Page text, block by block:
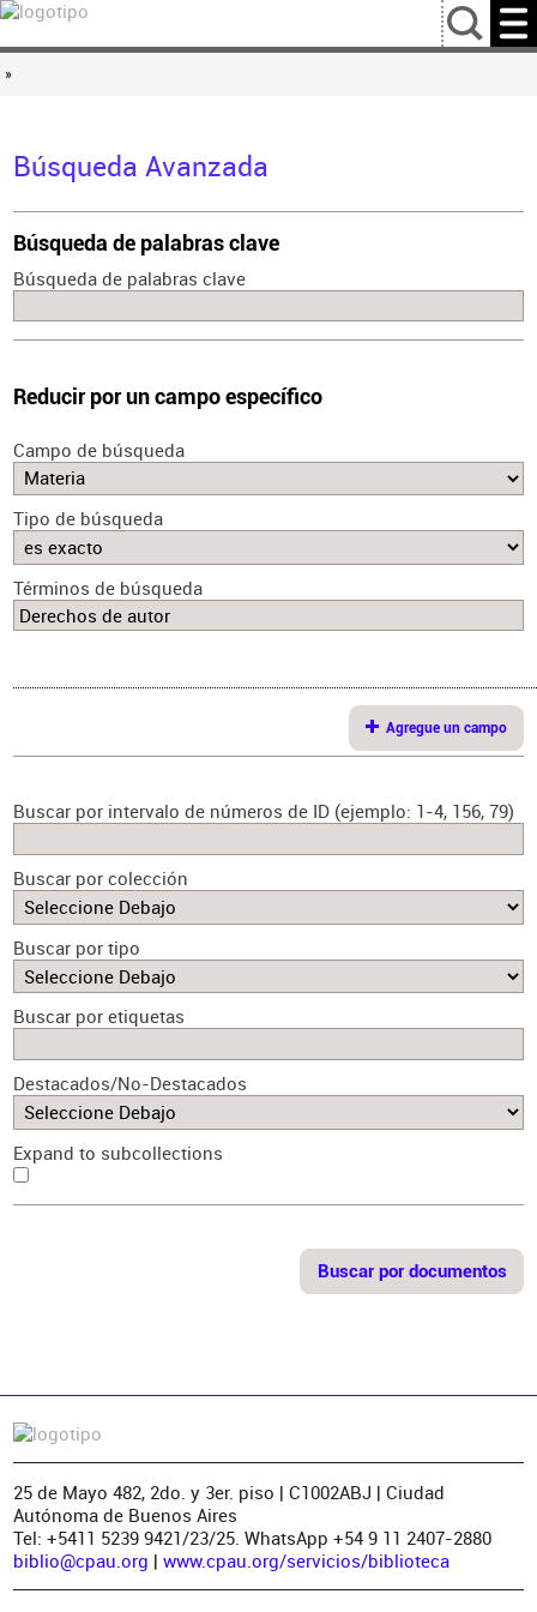
…
»
Búsqueda Avanzada
Búsqueda de palabras clave
Búsqueda de palabras clave
Reducir por un campo específico
Campo de búsqueda
Tipo de búsqueda
Términos de búsqueda
Agregue un campo
Buscar por intervalo de números de ID (ejemplo: 1-4, 156, 79)
Buscar por colección
Buscar por tipo
Buscar por etiquetas
Destacados/No-Destacados
Expand to subcollections
25 de Mayo 482, 2do. y 3er. piso | C1002ABJ | Ciudad
Autónoma de Buenos Aires
Tel: +5411 5239 9421/23/25. WhatsApp +54 9 11 2407-2880
biblio@cpau.org | www.cpau.org/servicios/biblioteca